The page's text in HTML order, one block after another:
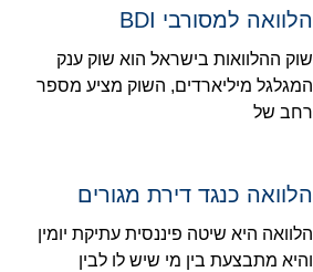
הלוואה למסורבי BDI
שוק ההלוואות בישראל הוא שוק ענק
המגלגל מיליארדים, השוק מציע מספר
רחב של
הלוואה כנגד דירת מגורים
הלוואה היא שיטה פיננסית עתיקת יומין
והיא מתבצעת בין מי שיש לו לבין